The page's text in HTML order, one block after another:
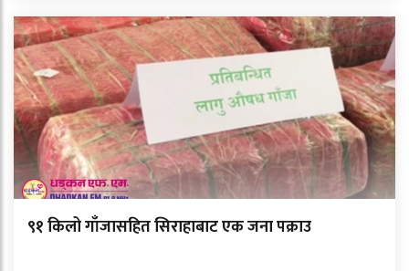
९१ किलो गाँजासहित सिराहाबाट एक जना पक्राउ